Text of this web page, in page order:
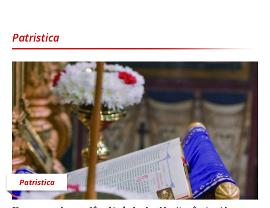
Patristica
Patristica